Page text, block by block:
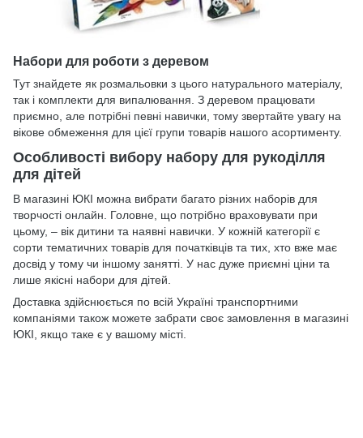
Набори для роботи з деревом
Тут знайдете як розмальовки з цього натурального матеріалу,
так і комплекти для випалювання. З деревом працювати
приємно, але потрібні певні навички, тому звертайте увагу на
вікове обмеження для цієї групи товарів нашого асортименту.
Особливості вибору набору для рукоділля
для дітей
В магазині ЮКІ можна вибрати багато різних наборів для
творчості онлайн. Головне, що потрібно враховувати при
цьому, – вік дитини та наявні навички. У кожній категорії є
сорти тематичних товарів для початківців та тих, хто вже має
досвід у тому чи іншому занятті. У нас дуже приємні ціни та
лише якісні набори для дітей.
Доставка здійснюється по всій Україні транспортними
компаніями також можете забрати своє замовлення в магазині
ЮКІ, якщо таке є у вашому місті.